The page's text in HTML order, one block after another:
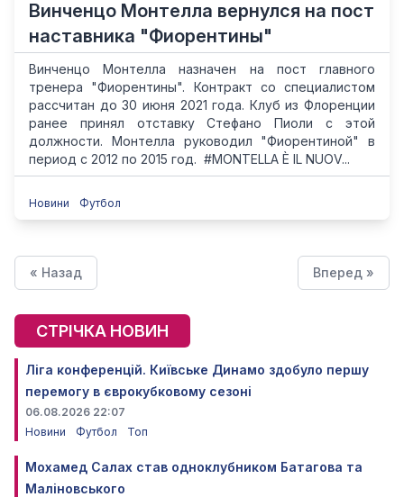
Винченцо Монтелла вернулся на пост
наставника "Фиорентины"
Винченцо Монтелла назначен на пост главного
тренера "Фиорентины". Контракт со специалистом
рассчитан до 30 июня 2021 года. Клуб из Флоренции
ранее принял отставку Стефано Пиоли с этой
должности. Монтелла руководил "Фиорентиной" в
период с 2012 по 2015 год. #MONTELLA È IL NUOV...
Новини Футбол
« Назад Вперед »
СТРІЧКА НОВИН
Ліга конференцій. Київське Динамо здобуло першу
перемогу в єврокубковому сезоні
06.08.2026 22:07
Новини
Футбол Топ
Мохамед Салах став одноклубником Батагова та
Маліновського